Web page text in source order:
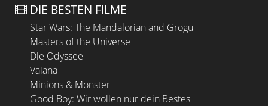
DIE BESTEN FILME
Star Wars: The Mandalorian and Grogu
Masters of the Universe
Die Odyssee
Vaiana
Minions & Monster
Good Boy: Wir wollen nur dein Bestes